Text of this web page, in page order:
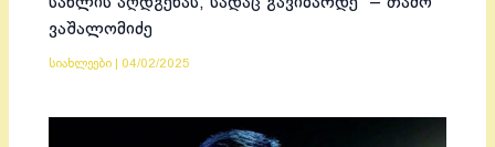
ვაშალომიძე
სიახლეები 04/02/2025